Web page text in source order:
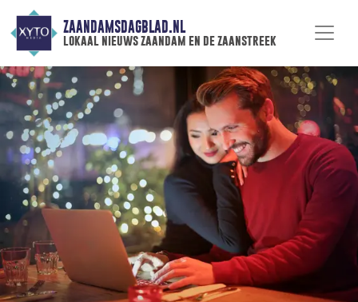
ZAANDAMSDAGBLAD.NL
lokaal nieuws zaandam en de zaanstreek